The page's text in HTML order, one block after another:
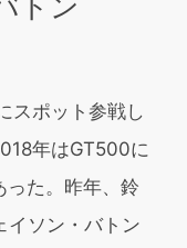
スポット参戦し
年はGT500に
った。昨年、鈴
イソン・バトン